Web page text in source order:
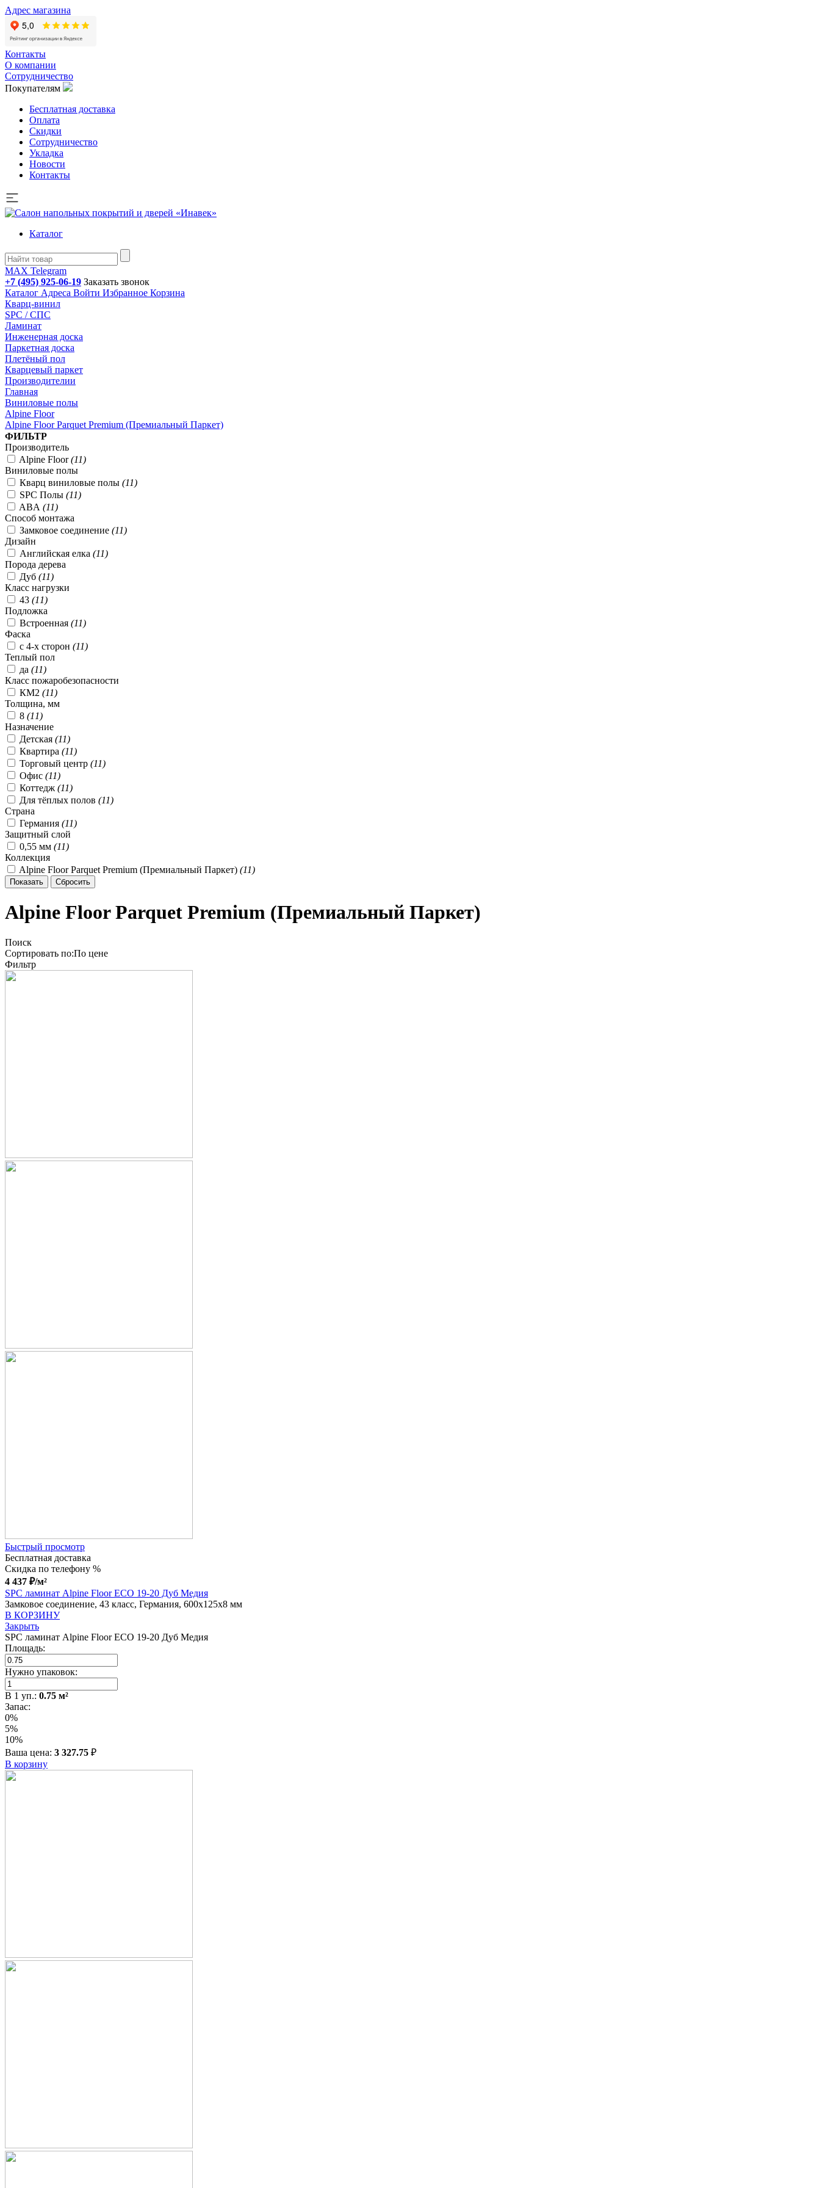
Адрес магазина
Контакты
О компании
Сотрудничество
Покупателям
Бесплатная доставка
Оплата
Скидки
Сотрудничество
Укладка
Новости
Контакты
Каталог
MAX Telegram
+7 (495) 925-06-19 Заказать звонок
Каталог Адреса Войти Избранное Корзина
Кварц-винил
SPC / СПС
Ламинат
Инженерная доска
Паркетная доска
Плетёный пол
Кварцевый паркет
Производителии
Главная
Виниловые полы
Alpine Floor
Alpine Floor Parquet Premium (Премиальный Паркет)
Подбор параметров
ФИЛЬТР
Производитель
Alpine Floor(11)
Виниловые полы
Кварц виниловые полы (11)
SPC Полы (11)
ABA (11)
Способ монтажа
Замковое соединение (11)
Дизайн
Английская елка (11)
Порода дерева
Дуб (11)
Класс нагрузки
43 (11)
Подложка
Встроенная (11)
Фаска
с 4-х сторон (11)
Теплый пол
да (11)
Класс пожаробезопасности
КМ2 (11)
Толщина, мм
8 (11)
Назначение
Детская (11)
Квартира (11)
Торговый центр (11)
Офис (11)
Коттедж (11)
Для тёплых полов (11)
Страна
Германия (11)
Защитный слой
0,55 мм (11)
Коллекция
Alpine Floor Parquet Premium (Премиальный Паркет) (11)
Alpine Floor Parquet Premium (Премиальный Паркет)
Поиск
Сортировать по:По цене
Фильтр
Быстрый просмотр
Бесплатная доставка
Скидка по телефону %
4 437 ₽/м²
SPC ламинат Alpine Floor ECO 19-20 Дуб Медия
Замковое соединение, 43 класс, Германия, 600x125x8 мм
В КОРЗИНУ
Закрыть
SPC ламинат Alpine Floor ECO 19-20 Дуб Медия
Площадь:
Нужно упаковок:
В 1 уп.: 0.75 м²
Запас:
0%
5%
10%
Ваша цена: 3 327.75 ₽
В корзину